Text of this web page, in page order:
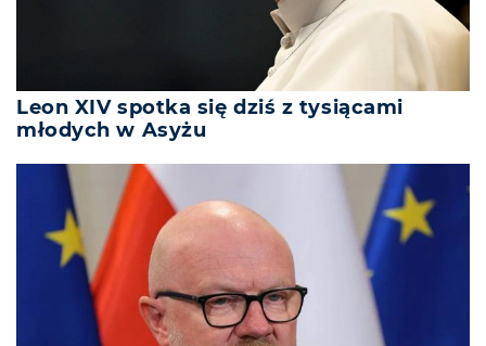
Leon XIV spotka się dziś z tysiącami
młodych w Asyżu